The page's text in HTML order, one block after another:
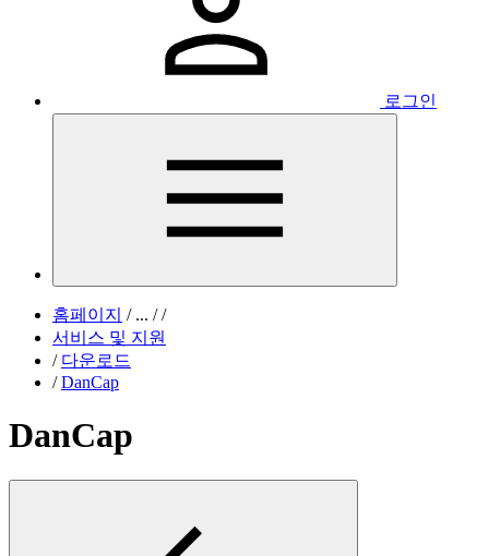
로그인
홈페이지 /... / /
서비스 및 지원
/ 다운로드
/ DanCap
DanCap